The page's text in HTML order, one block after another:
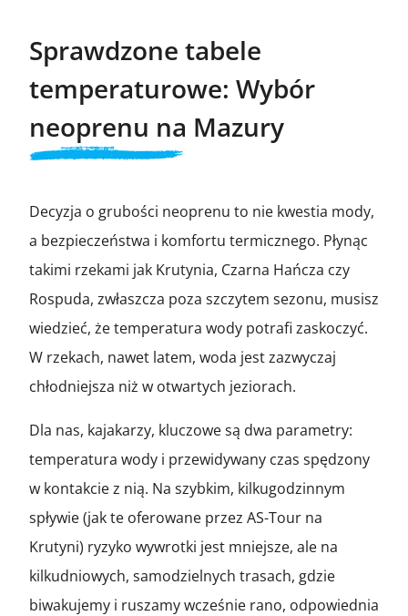
Sprawdzone tabele
temperaturowe: Wybór
neoprenu na Mazury
Decyzja o grubości neoprenu to nie kwestia mody,
a bezpieczeństwa i komfortu termicznego. Płynąc
takimi rzekami jak Krutynia, Czarna Hańcza czy
Rospuda, zwłaszcza poza szczytem sezonu, musisz
wiedzieć, że temperatura wody potrafi zaskoczyć.
W rzekach, nawet latem, woda jest zazwyczaj
chłodniejsza niż w otwartych jeziorach.
Dla nas, kajakarzy, kluczowe są dwa parametry:
temperatura wody i przewidywany czas spędzony
w kontakcie z nią. Na szybkim, kilkugodzinnym
spływie (jak te oferowane przez AS-Tour na
Krutyni) ryzyko wywrotki jest mniejsze, ale na
kilkudniowych, samodzielnych trasach, gdzie
biwakujemy i ruszamy wcześnie rano, odpowiednia